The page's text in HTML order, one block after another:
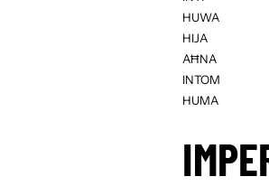
HUWA
HIJA
AĦNA
INTOM
HUMA